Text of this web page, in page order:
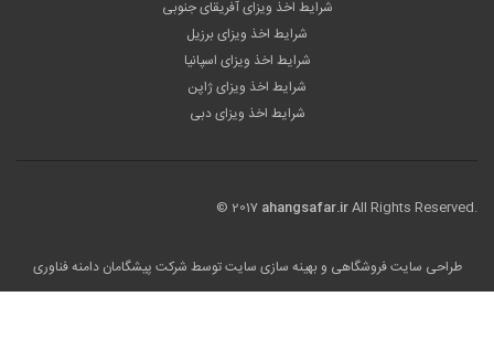
شرایط اخذ ویزای آفریقای جنوبی
شرایط اخذ ویزای برزیل
شرایط اخذ ویزای اسپانیا
شرایط اخذ ویزای ژاپن
شرایط اخذ ویزای دبی
© 2017 ahangsafar.irAll Rights Reserved.
طراحی سایت فروشگاهی و بهینه سازی سایت توسط شرکت پیشگامان دامنه فناوری